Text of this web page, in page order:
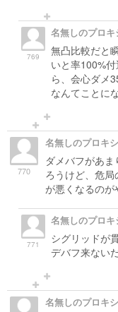
769
名無しのプロキ
無凸比較だと
いと率100%
ら、会心ダメ
なんてことに
770
名無しのプロキシ
ダメバフがあ
ろうけど、危
が悪くなるのが
771
名無しのプロキ
シグリッドが
デバフ来ない
名無しのプロキシ